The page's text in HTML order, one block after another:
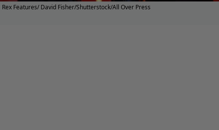
Rex Features/ David Fisher/Shutterstock/All Over Press